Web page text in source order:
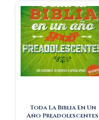
Toda La Biblia En Un
Año Preadolescentes